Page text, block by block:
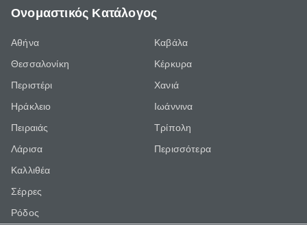
Ονομαστικός Κατάλογος
Αθήνα
Θεσσαλονίκη
Περιστέρι
Ηράκλειο
Πειραιάς
Λάρισα
Καλλιθέα
Σέρρες
Ρόδος
Καβάλα
Κέρκυρα
Χανιά
Ιωάννινα
Τρίπολη
Περισσότερα